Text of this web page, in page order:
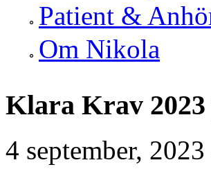
Patient &
Om Nikola
Klara Krav
4 september,